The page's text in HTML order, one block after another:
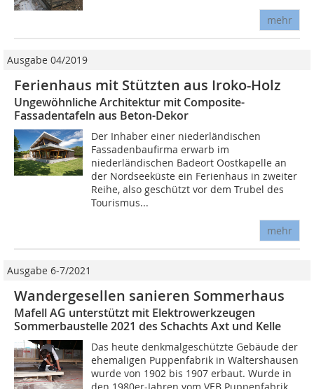
mehr
Ausgabe 04/2019
Ferienhaus mit Stützten aus Iroko-Holz
Ungewöhnliche Architektur mit Composite-
Fassadentafeln aus Beton-Dekor
Der Inhaber einer niederländischen
Fassadenbaufirma erwarb im
niederländischen Badeort Oostkapelle an
der Nordseeküste ein Ferienhaus in zweiter
Reihe, also geschützt vor dem Trubel des
Tourismus...
mehr
Ausgabe 6-7/2021
Wandergesellen sanieren Sommerhaus
Mafell AG unterstützt mit Elektrowerkzeugen
Sommerbaustelle 2021 des Schachts Axt und Kelle
Das heute denkmalgeschützte Gebäude der
ehemaligen Puppenfabrik in Waltershausen
wurde von 1902 bis 1907 erbaut. Wurde in